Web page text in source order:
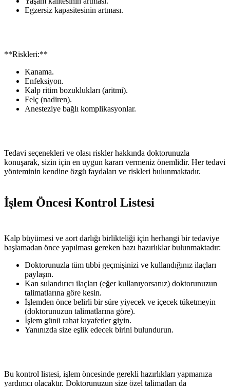
Egzersiz kapasitesinin artması.
**Riskleri:**
Kanama.
Enfeksiyon.
Kalp ritim bozuklukları (aritmi).
Felç (nadiren).
Anesteziye bağlı komplikasyonlar.
Tedavi seçenekleri ve olası riskler hakkında doktorunuzla
konuşarak, sizin için en uygun kararı vermeniz önemlidir. Her tedavi
yönteminin kendine özgü faydaları ve riskleri bulunmaktadır.
İşlem Öncesi Kontrol Listesi
Kalp büyümesi ve aort darlığı birlikteliği için herhangi bir tedaviye
başlamadan önce yapılması gereken bazı hazırlıklar bulunmaktadır:
Doktorunuzla tüm tıbbi geçmişinizi ve kullandığınız ilaçları
paylaşın.
Kan sulandırıcı ilaçları (eğer kullanıyorsanız) doktorunuzun
talimatlarına göre kesin.
İşlemden önce belirli bir süre yiyecek ve içecek tüketmeyin
(doktorunuzun talimatlarına göre).
İşlem günü rahat kıyafetler giyin.
Yanınızda size eşlik edecek birini bulundurun.
Bu kontrol listesi, işlem öncesinde gerekli hazırlıkları yapmanıza
yardımcı olacaktır. Doktorunuzun size özel talimatları da